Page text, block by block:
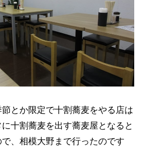
とか限定で十割蕎麦をやる店は
十割蕎麦を出す蕎麦屋となると
、相模大野まで行ったのです